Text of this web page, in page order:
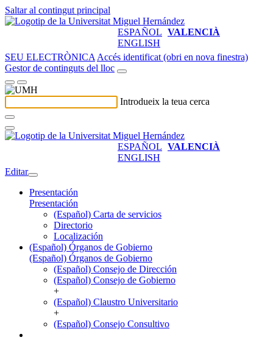
Saltar al contingut principal
ESPAÑOL VALENCIÀ
ENGLISH
SEU ELECTRÒNICA Accés identificat (obri en nova finestra)
Gestor de continguts del lloc
Introdueix la teua cerca
ESPAÑOL VALENCIÀ
ENGLISH
Editar
Presentación
Presentación
(Español) Carta de servicios
Directorio
Localización
(Español) Órganos de Gobierno
(Español) Órganos de Gobierno
(Español) Consejo de Dirección
(Español) Consejo de Gobierno
+
(Español) Claustro Universitario
+
(Español) Consejo Consultivo